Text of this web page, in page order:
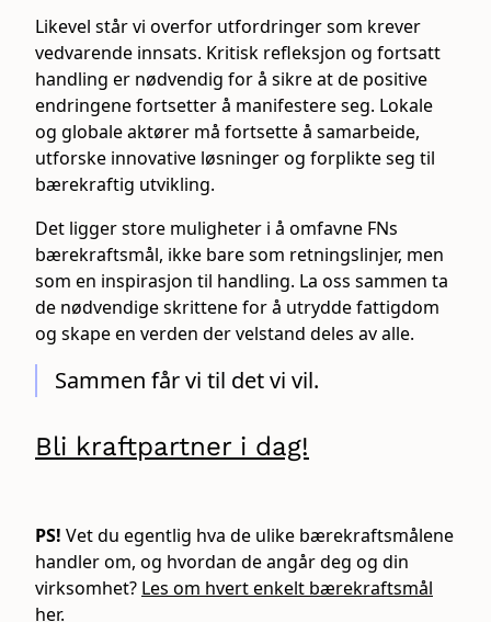
Likevel står vi overfor utfordringer som krever
vedvarende innsats. Kritisk refleksjon og fortsatt
handling er nødvendig for å sikre at de positive
endringene fortsetter å manifestere seg. Lokale
og globale aktører må fortsette å samarbeide,
utforske innovative løsninger og forplikte seg til
bærekraftig utvikling.
Det ligger store muligheter i å omfavne FNs
bærekraftsmål, ikke bare som retningslinjer, men
som en inspirasjon til handling. La oss sammen ta
de nødvendige skrittene for å utrydde fattigdom
og skape en verden der velstand deles av alle.
Sammen får vi til det vi vil.
Bli kraftpartner i dag!
PS! Vet du egentlig hva de ulike bærekraftsmålene
handler om, og hvordan de angår deg og din
virksomhet? Les om hvert enkelt bærekraftsmål
her.